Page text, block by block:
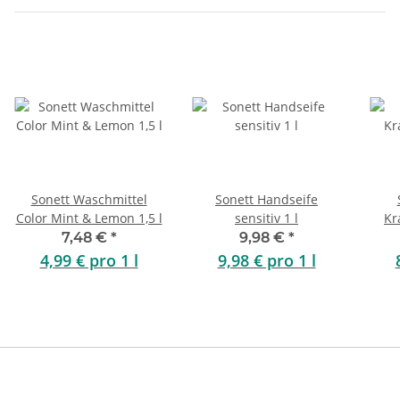
Sonett Waschmittel
Color Mint & Lemon 1,5 l
7,48 € *
4,99 € pro 1 l
Sonett Handseife
sensitiv 1 l
9,98 € *
9,98 € pro 1 l